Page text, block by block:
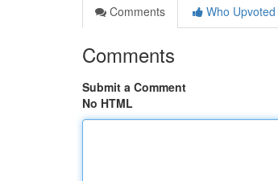
Comments
Who Upvoted
Comments
Submit a Comment
No HTML